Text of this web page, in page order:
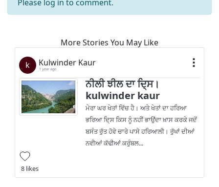
Please log in to comment.
More Stories You May Like
k Kulwinder Kaur
1 year ago
ਨੀਲੀ ਝੀਲ ਦਾ ਦਿ੍ਸ।
kulwinder kaur
ਮੇਰਾ ਘਰ ਖੇਤਾਂ ਵਿੱਚ ਹੈ। ਅਤੇ ਖੇਤਾਂ ਦਾ ਹਰਿਆ
ਭਰਿਆ ਦਿ੍ਸ ਕਿਸ ਨੂੰ ਨਹੀਂ ਭਾਉਂਦਾ ਖ਼ਾਸ ਕਰਕੇ ਜਦੋਂ
ਬਸੰਤ ਰੁੱਤ ਹੋਵੇ ਚਾਰੇ ਪਾਸੇ ਹਰਿਆਲੀ। ਰੁੱਖਾਂ ਦੀਆਂ
ਨਵੀਆਂ ਕੱਢੀਆਂ ਕਰੁੰਬਲ...
8 likes